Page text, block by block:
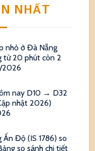
NHẤT
nhỏ ở Đà Nẵng
từ 20 phút còn 2
nay D10 → D32
nhật 2026)
Ấn Độ (IS 1786) so
so sánh chi tiết